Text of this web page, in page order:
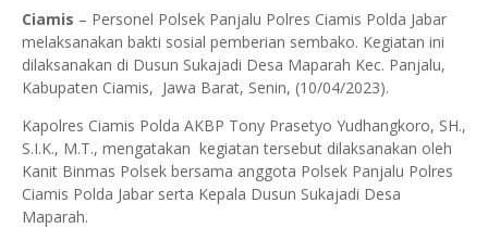
Ciamis – Personel Polsek Panjalu Polres Ciamis Polda Jabar
melaksanakan bakti sosial pemberian sembako. Kegiatan ini
dilaksanakan di Dusun Sukajadi Desa Maparah Kec. Panjalu,
Kabupaten Ciamis, Jawa Barat, Senin, (10/04/2023).
Kapolres Ciamis Polda AKBP Tony Prasetyo Yudhangkoro, SH.,
S.I.K., M.T., mengatakan kegiatan tersebut dilaksanakan oleh
Kanit Binmas Polsek bersama anggota Polsek Panjalu Polres
Ciamis Polda Jabar serta Kepala Dusun Sukajadi Desa
Maparah.